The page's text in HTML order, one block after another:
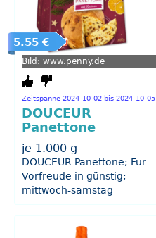
5.55 €
Bild: www.penny.de
Zeitspanne 2024-10-02 bis 2024-10-05
DOUCEUR
Panettone
je 1.000 g
DOUCEUR Panettone; Für
Vorfreude in günstig;
mittwoch-samstag